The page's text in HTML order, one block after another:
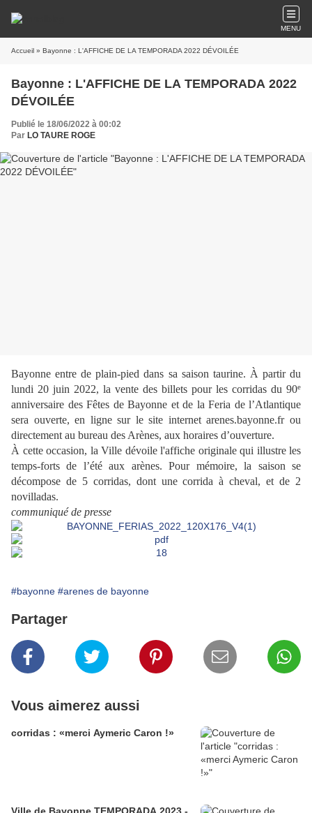
MENU
Accueil » Bayonne : L'AFFICHE DE LA TEMPORADA 2022 DÉVOILÉE
Bayonne : L'AFFICHE DE LA TEMPORADA 2022
DÉVOILÉE
Publié le 18/06/2022 à 00:02
Par LO TAURE ROGE
Bayonne entre de plain-pied dans sa saison taurine. À partir du
lundi 20 juin 2022, la vente des billets pour les corridas du 90e
anniversaire des Fêtes de Bayonne et de la Feria de l’Atlantique
sera ouverte, en ligne sur le site internet arenes.bayonne.fr ou
directement au bureau des Arènes, aux horaires d’ouverture.
À cette occasion, la Ville dévoile l'affiche originale qui illustre les
temps-forts de l’été aux arènes. Pour mémoire, la saison se
décompose de 5 corridas, dont une corrida à cheval, et de 2
novilladas.
communiqué de presse
#bayonne #arenes de bayonne
Partager
Vous aimerez aussi
corridas : «merci Aymeric Caron !»